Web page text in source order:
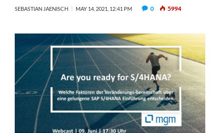
SEBASTIAN JAENISCH MAY 14, 2021, 12:41 PM 0 5994